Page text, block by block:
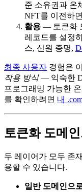
준 소유권과 온
NFT를 이전하
활용 — 토큰화
레코드를 설정
스, 신원 증명,
최종 사용자 경험은
작용 방식— 익숙한
프로그래밍 가능한
를 확인하려면 내
토큰화 도메
두 레이어가 모두 존
용할 수 있습니다.
일반 도메인으